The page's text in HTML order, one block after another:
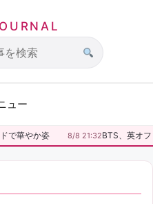
ュー
で華やか姿 8/8 21:32BTS、英オフ